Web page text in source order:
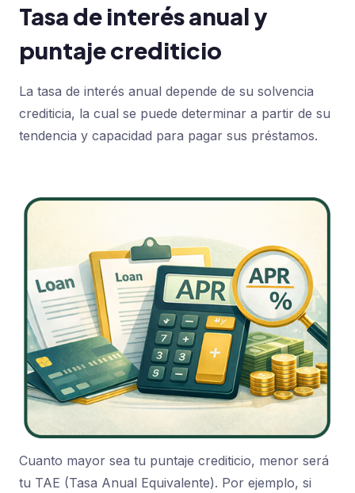
Tasa de interés anual y
puntaje crediticio
La tasa de interés anual depende de su solvencia
crediticia, la cual se puede determinar a partir de su
tendencia y capacidad para pagar sus préstamos.
Cuanto mayor sea tu puntaje crediticio, menor será
tu TAE (Tasa Anual Equivalente). Por ejemplo, si